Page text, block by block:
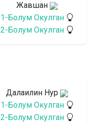
Жавшан
1-Болум Окулган
2-Болум Окулган
Далаилин Нур
1-Болум Окулган
2-Болум Окулган